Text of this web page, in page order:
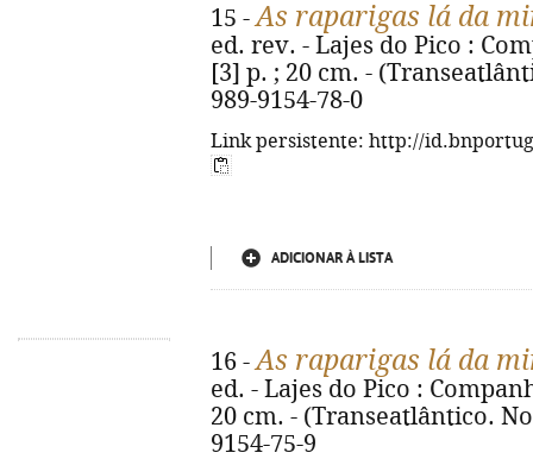
15 -As raparigas lá da
ed. rev. - Lajes do Pico :
[3] p. ; 20 cm. -
989-9154-78-0
Link persistente: http://
ADICIONAR À LISTA
16 -As raparigas lá da
ed. - Lajes do Pico :
20 cm. - (Transeatlântico.
9154-75-9